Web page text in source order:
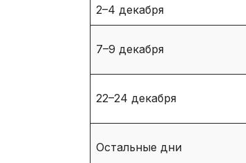
2–4 декабря
7–9 декабря
22–24 декабря
Остальные дни